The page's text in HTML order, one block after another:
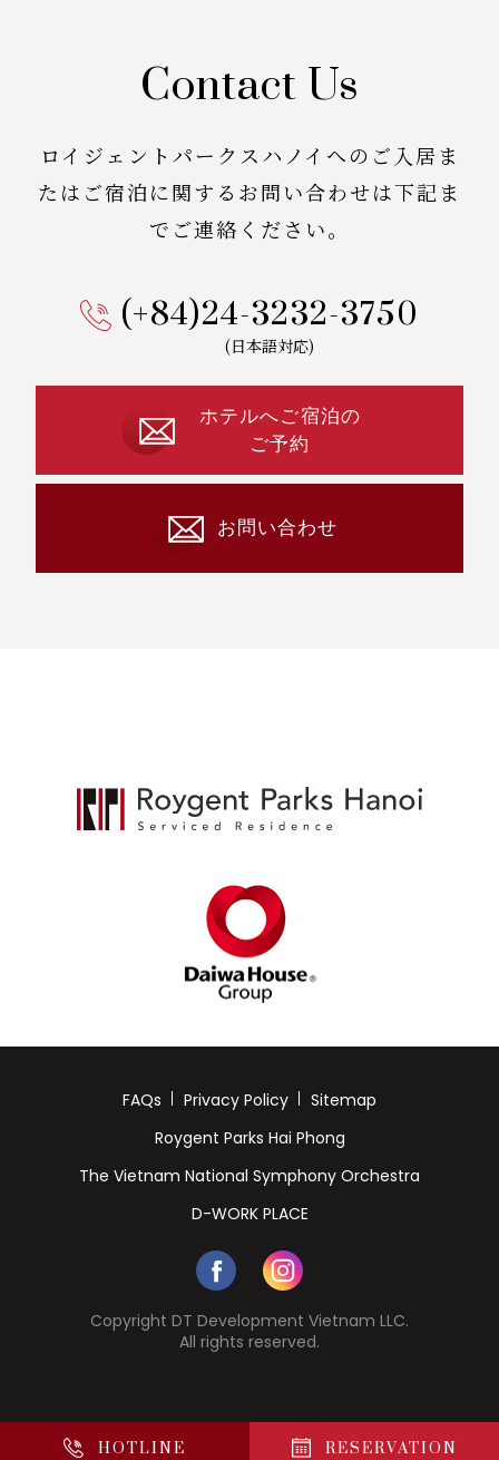
HOTLINE RESERVATION
Contact Us
ロイジェントパークスハノイへのご入居ま
たはご宿泊に関する お問い合わせは下記ま
でご連絡ください。
(+84)24-3232-3750
(日本語対応)
ホテルへご宿泊の
ご予約
お問い合わせ
FAQs Privacy Policy
Sitemap
Roygent Parks Hai Phong
The Vietnam National Symphony Orchestra
D-WORK PLACE
Copyright DT Development Vietnam LLC.
All rights reserved.